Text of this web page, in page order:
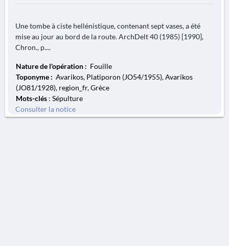
Une tombe à ciste hellénistique, contenant sept vases, a été
mise au jour au bord de la route. ArchDelt 40 (1985) [1990],
Chron., p....
Nature de l'opération : Fouille
Toponyme : Avarikos, Platiporon (JO54/1955), Avarikos
(JO81/1928), region_fr, Grèce
Mots-clés : Sépulture
Consulter la notice